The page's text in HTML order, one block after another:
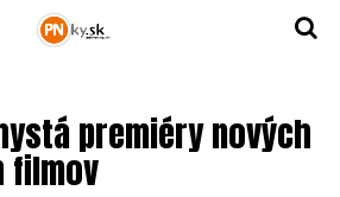
premiéry nových
filmov